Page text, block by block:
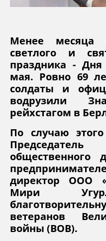
Менее месяца
светлого и
праздника -
мая. Ровно 69
солдаты и
водрузили
рейхстагом в
По случаю
общественного
директор ООО
Мири
ветеранов
войны (ВОВ).